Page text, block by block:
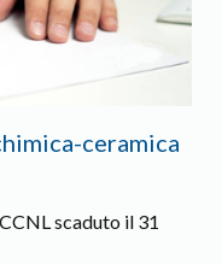
ceramica
scaduto il 31